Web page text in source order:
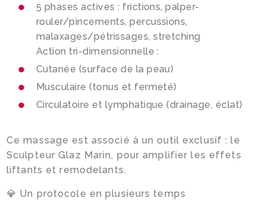
5 phases actives : frictions, palper-
rouler/pincements, percussions,
malaxages/pétrissages, stretching
Action tri-dimensionnelle :
Cutanée (surface de la peau)
Musculaire (tonus et fermeté)
Circulatoire et lymphatique (drainage, éclat)
Ce massage est associé à un outil exclusif : le
Sculpteur Glaz Marin, pour amplifier les effets
liftants et remodelants.
💎 Un protocole en plusieurs temps